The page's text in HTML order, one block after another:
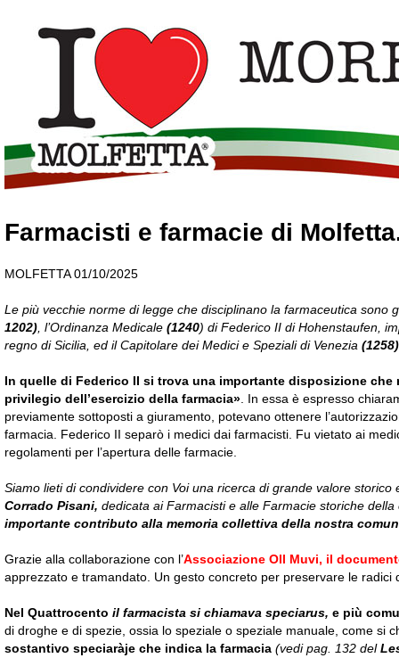
Farmacisti e farmacie di
MOLFETTA 01/10/2025
Le più vecchie norme di legge che disciplinano la farmaceutica sono
1202) , l’Ordinanza Medicale (1240) di Federico II di Hohenstaufen,
regno di Sicilia, ed il Capitolare dei Medici e Speziali di Venezia (1258)
In quelle di Federico II si trova una importante disposizione che
privilegio dell’esercizio della farmacia» . In essa è espresso
previamente sottoposti a giuramento, potevano ottenere
farmacia. Federico II separò i medici dai farmacisti. Fu vietato ai
regolamenti per l’apertura delle farmacie.
Siamo lieti di condividere con Voi una ricerca di grande valore
Corrado Pisani, dedicata ai Farmacisti e alle Farmacie storiche
importante contributo alla memoria collettiva della nostra
Grazie alla collaborazione con l’Associazione Oll Muvi, il
apprezzato e tramandato. Un gesto concreto per preservare le
Nel Quattrocento il farmacista si chiamava speciarus, e più
di droghe e di spezie, ossia lo speziale o speziale manuale, come si
sostantivo speciaràje che indica la farmacia (vedi pag. 132 del